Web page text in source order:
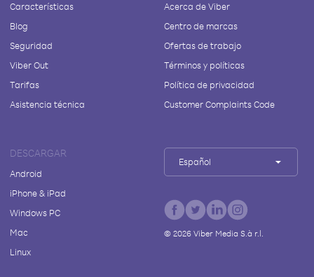
Características
Blog
Seguridad
Viber Out
Tarifas
Asistencia técnica
Acerca de Viber
Centro de marcas
Ofertas de trabajo
Términos y políticas
Política de privacidad
Customer Complaints Code
DESCARGAR
Android
iPhone & iPad
Windows PC
Mac
Linux
Español
© 2026Viber Media S.à r.l.